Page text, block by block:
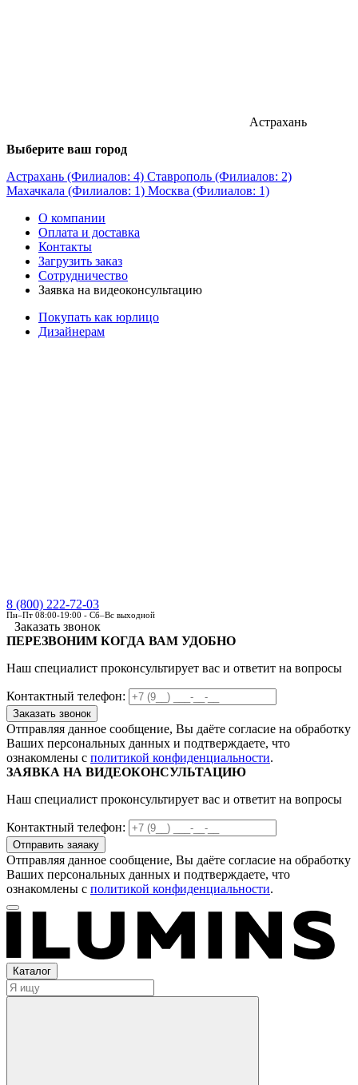
Астрахань
Выберите ваш город
Астрахань (Филиалов: 4) Ставрополь (Филиалов: 2)
Махачкала (Филиалов: 1) Москва (Филиалов: 1)
О компании
Оплата и доставка
Контакты
Загрузить заказ
Сотрудничество
Заявка на видеоконсультацию
Покупать как юрлицо
Дизайнерам
8 (800) 222-72-03
Пн–Пт 08:00-19:00 - Сб–Вс выходной
Заказать звонок
ПЕРЕЗВОНИМ КОГДА ВАМ УДОБНО
Наш специалист проконсультирует вас и ответит на вопросы
Контактный телефон:
Отправляя данное сообщение, Вы даёте согласие на обработку
Ваших персональных данных и подтверждаете, что
ознакомлены с политикой конфиденциальности.
ЗАЯВКА НА ВИДЕОКОНСУЛЬТАЦИЮ
Наш специалист проконсультирует вас и ответит на вопросы
Контактный телефон:
Отправляя данное сообщение, Вы даёте согласие на обработку
Ваших персональных данных и подтверждаете, что
ознакомлены с политикой конфиденциальности.
Каталог